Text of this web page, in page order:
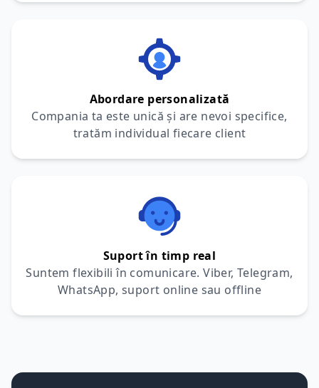
Abordare personalizată
Compania ta este unică și are nevoi specifice,
tratăm individual fiecare client
Suport în timp real
Suntem flexibili în comunicare. Viber, Telegram,
WhatsApp, suport online sau offline